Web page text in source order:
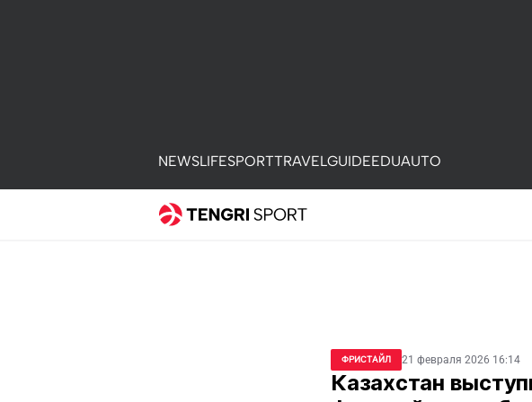
NEWSLIFESPORTTRAVELGUIDEEDUAUTO
ФРИСТАЙЛ 21 февраля 2026 16:14
Казахстан